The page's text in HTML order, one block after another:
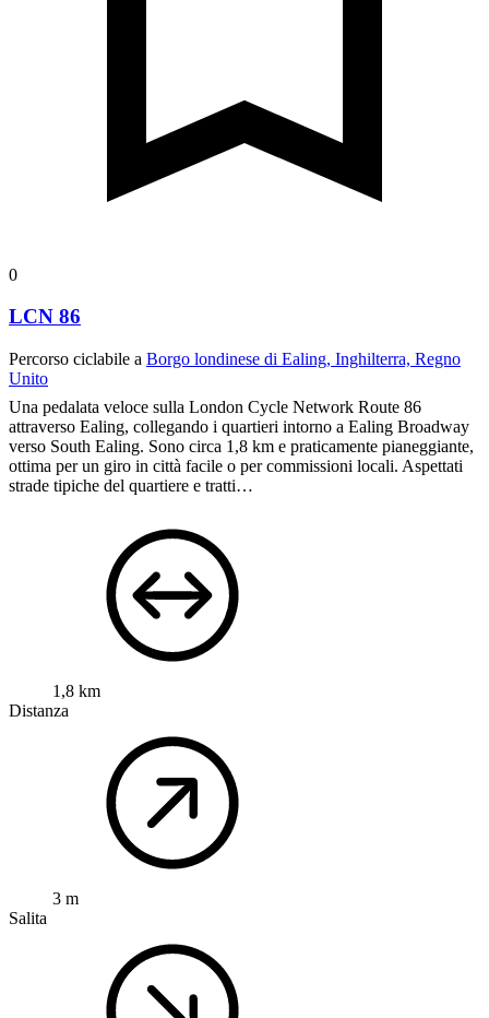
0
LCN 86
Percorso ciclabile a Borgo londinese di Ealing, Inghilterra, Regno
Unito
Una pedalata veloce sulla London Cycle Network Route 86
attraverso Ealing, collegando i quartieri intorno a Ealing Broadway
verso South Ealing. Sono circa 1,8 km e praticamente pianeggiante,
ottima per un giro in città facile o per commissioni locali. Aspettati
strade tipiche del quartiere e tratti…
1,8 km
Distanza
3 m
Salita